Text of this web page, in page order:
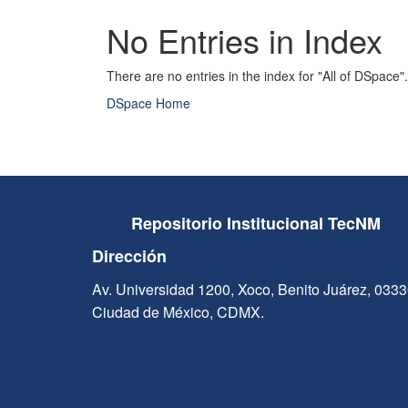
No Entries in Index
There are no entries in the index for "All of DSpace".
DSpace Home
Repositorio Institucional TecNM
Dirección
Av. Universidad 1200, Xoco, Benito Juárez,
Ciudad de México, CDMX.